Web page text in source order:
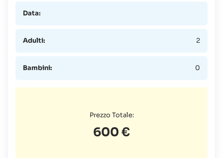
Data:
Adulti: 2
Bambini: 0
Prezzo Totale:
600 €